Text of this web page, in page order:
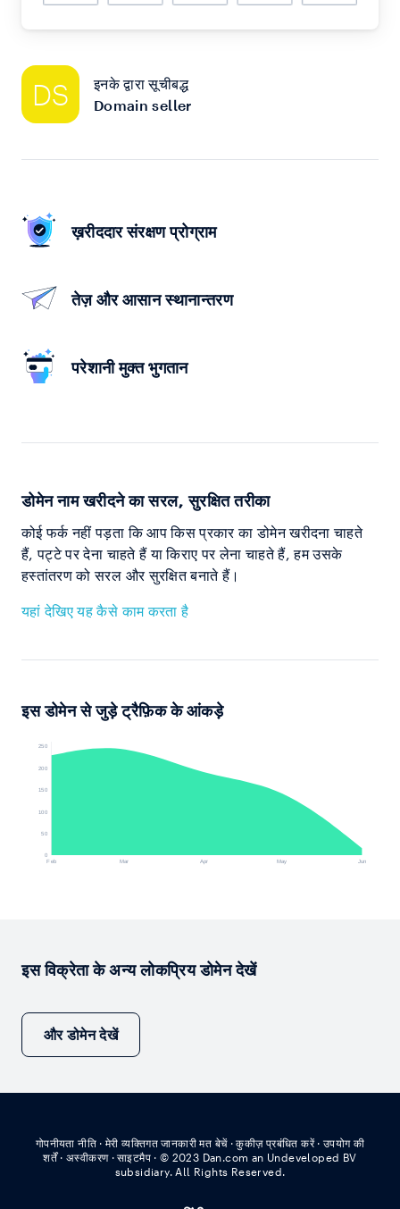
DS
इनके द्वारा सूचीबद्ध
Domain seller
ख़रीददार संरक्षण प्रोग्राम
तेज़ और आसान स्थानान्तरण
परेशानी मुक्त भुगतान
डोमेन नाम खरीदने का सरल, सुरक्षित तरीका
कोई फर्क नहीं पड़ता कि आप किस प्रकार का डोमेन खरीदना चाहते
हैं, पट्टे पर देना चाहते हैं या किराए पर लेना चाहते हैं, हम उसके
हस्तांतरण को सरल और सुरक्षित बनाते हैं।
यहां देखिए यह कैसे काम करता है
इस डोमेन से जुड़े ट्रैफ़िक के आंकड़े
Feb Mar Apr May Jun
0
50
100
150
200
250
इस विक्रेता के अन्य लोकप्रिय डोमेन देखें
और डोमेन देखें
गोपनीयता नीति · मेरी व्यक्तिगत जानकारी मत बेचें · कुकीज़ प्रबंधित करें · उपयोग की
शर्तें · अस्वीकरण · साइटमैप · © 2023 Dan.com an Undeveloped BV
subsidiary. All Rights Reserved.